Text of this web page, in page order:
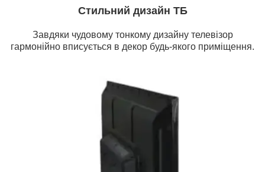
Стильний дизайн ТБ
Завдяки чудовому тонкому дизайну телевізор
гармонійно вписується в декор будь-якого приміщення.